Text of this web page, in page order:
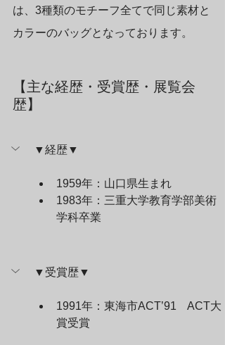
は、3種類のモチーフ全てで同じ素材と
カラーのバッグとなっております。
【主な経歴・受賞歴・展覧会
歴】
▼経歴▼
1959年：山口県生まれ
1983年：三重大学教育学部美術
学科卒業
▼受賞歴▼
1991年：東海市ACT’91　ACT大
賞受賞